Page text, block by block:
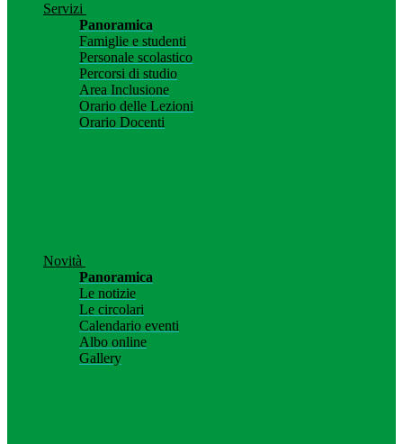
Servizi
Panoramica
Famiglie e studenti
Personale scolastico
Percorsi di studio
Area Inclusione
Orario delle Lezioni
Orario Docenti
Novità
Panoramica
Le notizie
Le circolari
Calendario eventi
Albo online
Gallery